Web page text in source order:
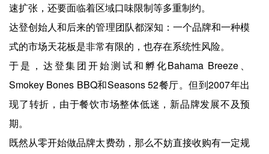
速扩张，还要面临着区域口味限制等多重制约。
达登创始人和后来的管理团队都深知：一个品牌和一种模
式的市场天花板是非常有限的，也存在系统性风险。
于是，达登集团开始测试和孵化Bahama Breeze、
Smokey Bones BBQ和Seasons 52餐厅。但到2007年出
现了转折，由于餐饮市场整体低迷，新品牌发展不及预
期。
既然从零开始做品牌太费劲，那么不妨直接收购有一定规